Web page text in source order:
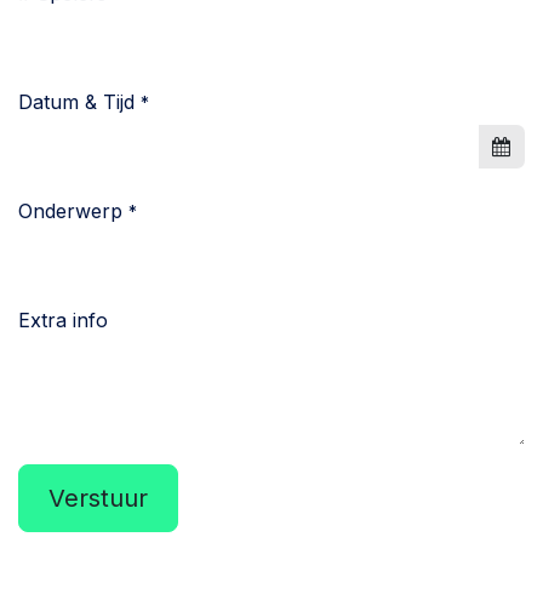
Datum & Tijd *
Onderwerp *
Extra info
Verstuur